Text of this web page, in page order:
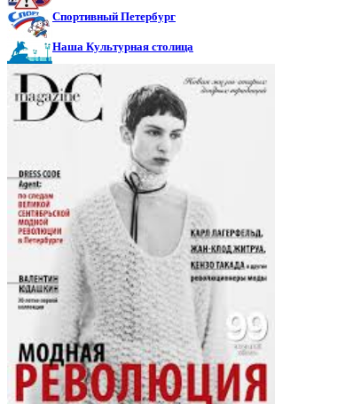
Спортивный Петербург
Наша Культурная столица